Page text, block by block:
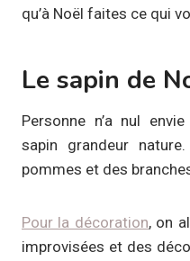
qu’à Noël faites ce qui
Le sapin de
Personne n’a nul
sapin grandeur
pommes et des
Pour la décoration, on
improvisées et des